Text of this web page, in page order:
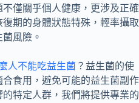
不僅關乎個人健康，更涉及正確
期的身體狀態特殊，輕率攝取
風險。
人不能吃益生菌 ？益生菌的使
食用，避免可能的益生菌副作
特定人群，我們將提供專業的